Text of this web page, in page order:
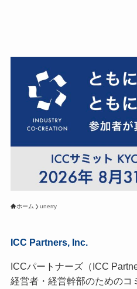
ホーム unerry
ICC Partners, Inc.
ICCパートナーズ（ICC
経営者・経営幹部のためのコ